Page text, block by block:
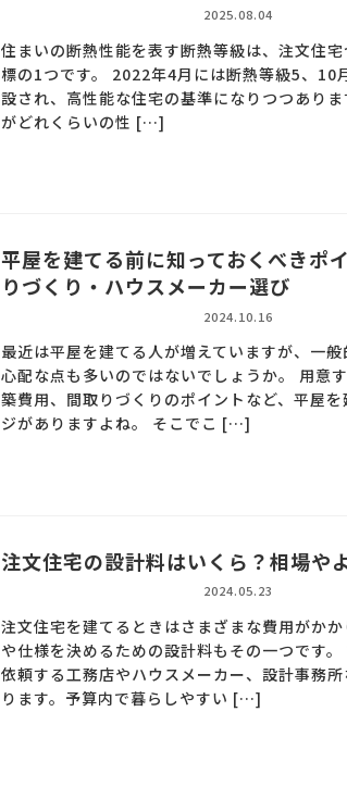
2025.08.04
住まいの断熱性能を表す断熱等級は、注文住
標の1つです。 2022年4月には断熱等級5、10
設され、高性能な住宅の基準になりつつあり
がどれくらいの性 […]
平屋を建てる前に知っておくべきポ
りづくり・ハウスメーカー選び
2024.10.16
最近は平屋を建てる人が増えていますが、一
心配な点も多いのではないでしょうか。 用意
築費用、間取りづくりのポイントなど、平屋
ジがありますよね。 そこでこ […]
注文住宅の設計料はいくら？相場や
2024.05.23
注文住宅を建てるときはさまざまな費用がか
や仕様を決めるための設計料もその一つです
依頼する工務店やハウスメーカー、設計事務
ります。予算内で暮らしやすい […]